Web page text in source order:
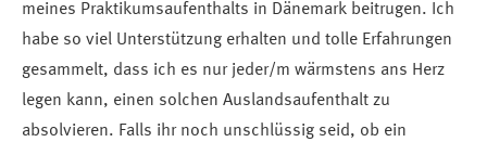
meines Praktikumsaufenthalts in Dänemark beitrugen. Ich
habe so viel Unterstützung erhalten und tolle Erfahrungen
gesammelt, dass ich es nur jeder/m wärmstens ans Herz
legen kann, einen solchen Auslandsaufenthalt zu
absolvieren. Falls ihr noch unschlüssig seid, ob ein